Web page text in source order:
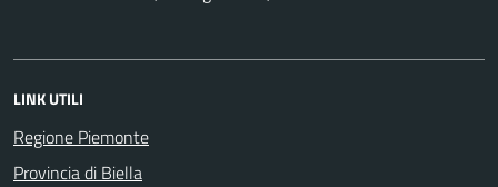
LINK UTILI
Regione Piemonte
Provincia di Biella